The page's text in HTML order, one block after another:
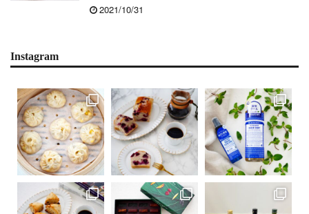
2021/10/31
Instagram